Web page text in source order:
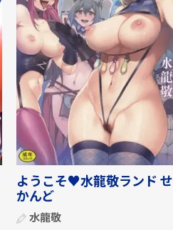
ようこそ♥水龍敬ランド せ
かんど
水龍敬